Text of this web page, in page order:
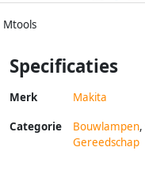
Mtools
Specificaties
Merk Makita
Categorie Bouwlampen,
Gereedschap